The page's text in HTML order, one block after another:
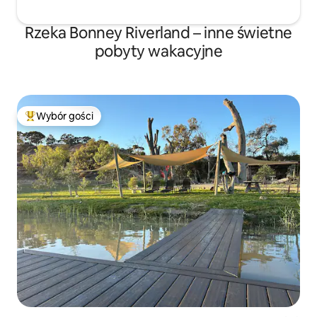
Rzeka Bonney Riverland – inne świetne
pobyty wakacyjne
Najpopularniejsze z kategorii Wybór gości
Wybór gości